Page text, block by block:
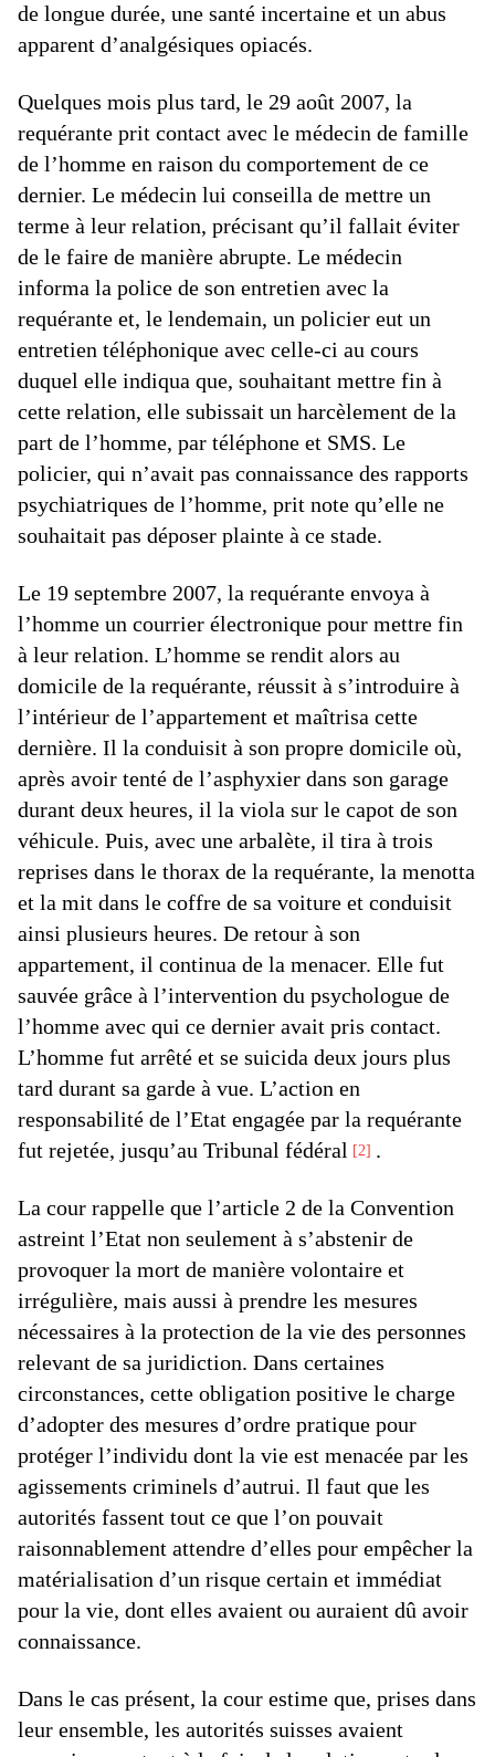
de longue durée, une santé incertaine et un abus
apparent d’analgésiques opiacés.
Quelques mois plus tard, le 29 août 2007, la
requérante prit contact avec le médecin de famille
de l’homme en raison du comportement de ce
dernier. Le médecin lui conseilla de mettre un
terme à leur relation, précisant qu’il fallait éviter
de le faire de manière abrupte. Le médecin
informa la police de son entretien avec la
requérante et, le lendemain, un policier eut un
entretien téléphonique avec celle-ci au cours
duquel elle indiqua que, souhaitant mettre fin à
cette relation, elle subissait un harcèlement de la
part de l’homme, par téléphone et SMS. Le
policier, qui n’avait pas connaissance des rapports
psychiatriques de l’homme, prit note qu’elle ne
souhaitait pas déposer plainte à ce stade.
Le 19 septembre 2007, la requérante envoya à
l’homme un courrier électronique pour mettre fin
à leur relation. L’homme se rendit alors au
domicile de la requérante, réussit à s’introduire à
l’intérieur de l’appartement et maîtrisa cette
dernière. Il la conduisit à son propre domicile où,
après avoir tenté de l’asphyxier dans son garage
durant deux heures, il la viola sur le capot de son
véhicule. Puis, avec une arbalète, il tira à trois
reprises dans le thorax de la requérante, la menotta
et la mit dans le coffre de sa voiture et conduisit
ainsi plusieurs heures. De retour à son
appartement, il continua de la menacer. Elle fut
sauvée grâce à l’intervention du psychologue de
l’homme avec qui ce dernier avait pris contact.
L’homme fut arrêté et se suicida deux jours plus
tard durant sa garde à vue. L’action en
responsabilité de l’Etat engagée par la requérante
fut rejetée, jusqu’au Tribunal fédéral
2 .
La cour rappelle que l’article 2 de la Convention
astreint l’Etat non seulement à s’abstenir de
provoquer la mort de manière volontaire et
irrégulière, mais aussi à prendre les mesures
nécessaires à la protection de la vie des personnes
relevant de sa juridiction. Dans certaines
circonstances, cette obligation positive le charge
d’adopter des mesures d’ordre pratique pour
protéger l’individu dont la vie est menacée par les
agissements criminels d’autrui. Il faut que les
autorités fassent tout ce que l’on pouvait
raisonnablement attendre d’elles pour empêcher la
matérialisation d’un risque certain et immédiat
pour la vie, dont elles avaient ou auraient dû avoir
connaissance.
Dans le cas présent, la cour estime que, prises dans
leur ensemble, les autorités suisses avaient